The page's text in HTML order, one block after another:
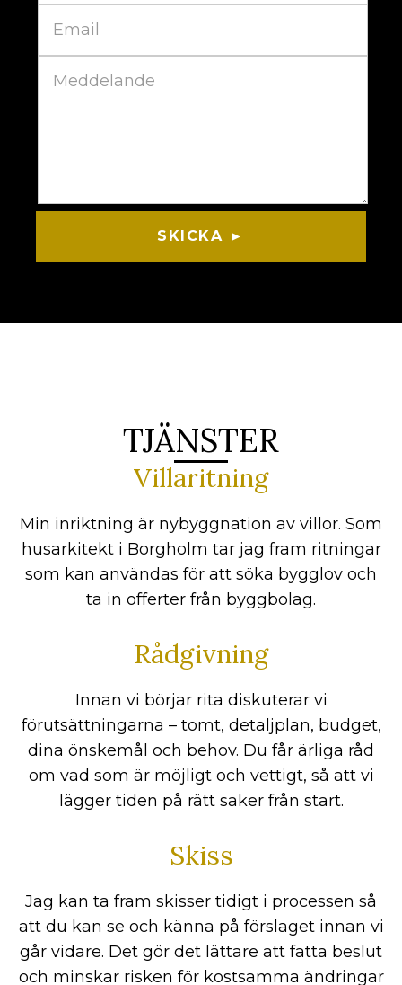
SKICKA ►
TJÄNSTER
Villaritning
Min inriktning är nybyggnation av villor. Som
husarkitekt i Borgholm tar jag fram ritningar
som kan användas för att söka bygglov och
ta in offerter från byggbolag.
Rådgivning
Innan vi börjar rita diskuterar vi
förutsättningarna – tomt, detaljplan, budget,
dina önskemål och behov. Du får ärliga råd
om vad som är möjligt och vettigt, så att vi
lägger tiden på rätt saker från start.
Skiss
Jag kan ta fram skisser tidigt i processen så
att du kan se och känna på förslaget innan vi
går vidare. Det gör det lättare att fatta beslut
och minskar risken för kostsamma ändringar